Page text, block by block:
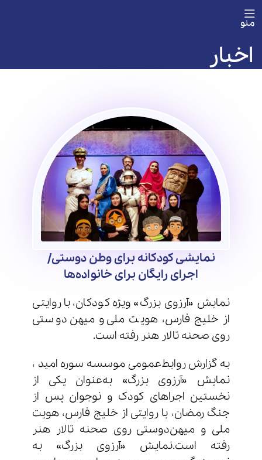
منو
اخبار
نمایشی کودکانه برای وطن دوستی/
اجرای رایگان برای خانواده‌ها
نمایش «آرزوی بزرگ» ویژه کودکان، با روایتی
از خلیج فارس، هویت ملی و میهن دوستی
روی صحنه تالار هنر رفته است.
به گزارش روابط‌عمومی موسسه سوره امید ،
نمایش «آرزوی بزرگ» به‌عنوان یکی از
نخستین اجراهای کودک و نوجوان پس از
جنگ رمضان، با روایتی از خلیج فارس، هویت
ملی و میهن‌دوستی روی صحنه تالار هنر
رفته است.نمایش «آرزوی بزرگ» به